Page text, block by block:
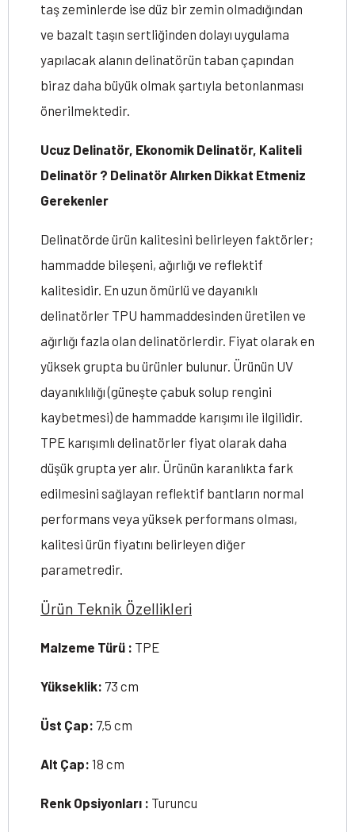
taş zeminlerde ise düz bir zemin olmadığından
ve bazalt taşın sertliğinden dolayı uygulama
yapılacak alanın delinatörün taban çapından
biraz daha büyük olmak şartıyla betonlanması
önerilmektedir.
Ucuz Delinatör, Ekonomik Delinatör, Kaliteli
Delinatör ? Delinatör Alırken Dikkat Etmeniz
Gerekenler
Delinatörde ürün kalitesini belirleyen faktörler;
hammadde bileşeni, ağırlığı ve reflektif
kalitesidir. En uzun ömürlü ve dayanıklı
delinatörler TPU hammaddesinden üretilen ve
ağırlığı fazla olan delinatörlerdir. Fiyat olarak en
yüksek grupta bu ürünler bulunur. Ürünün UV
dayanıklılığı (güneşte çabuk solup rengini
kaybetmesi) de hammadde karışımı ile ilgilidir.
TPE karışımlı delinatörler fiyat olarak daha
düşük grupta yer alır. Ürünün karanlıkta fark
edilmesini sağlayan reflektif bantların normal
performans veya yüksek performans olması,
kalitesi ürün fiyatını belirleyen diğer
parametredir.
Ürün Teknik Özellikleri
Malzeme Türü : TPE
Yükseklik: 73 cm
Üst Çap: 7,5 cm
Alt Çap: 18 cm
Renk Opsiyonları : Turuncu